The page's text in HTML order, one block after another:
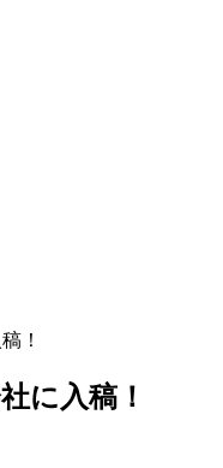
！
に入稿！